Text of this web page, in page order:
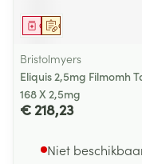
Op voorschrift
Geneesmiddel
Bristolmyers
Eliquis 2,5mg Filmomh
168 X 2,5mg
€ 218,23
Niet